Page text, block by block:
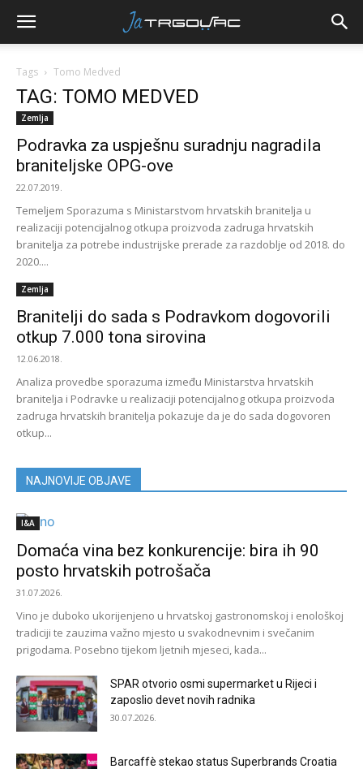
Tags Tomo Medved
TAG: TOMO MEDVED
Zemlja
Podravka za uspješnu suradnju nagradila
braniteljske OPG-ove
22.07.2019.
Temeljem Sporazuma s Ministarstvom hrvatskih branitelja u
realizaciji potencijalnog otkupa proizvoda zadruga hrvatskih
branitelja za potrebe industrijske prerade za razdoblje od 2018. do
2020....
Zemlja
Branitelji do sada s Podravkom dogovorili
otkup 7.000 tona sirovina
12.06.2018.
Analiza provedbe sporazuma između Ministarstva hrvatskih
branitelja i Podravke u realizaciji potencijalnog otkupa proizvoda
zadruga hrvatskih branitelja pokazuje da je do sada dogovoren
otkup...
NAJNOVIJE OBJAVE
I&A
Domaća vina bez konkurencije: bira ih 90
posto hrvatskih potrošača
31.07.2026.
Vino je duboko ukorijenjeno u hrvatskoj gastronomskoj i enološkoj
tradiciji te zauzima važno mjesto u svakodnevnim i svečanim
prigodama. Posebno tijekom ljetnih mjeseci, kada...
SPAR otvorio osmi supermarket u Rijeci i
zaposlio devet novih radnika
30.07.2026.
Barcaffè stekao status Superbrands Croatia